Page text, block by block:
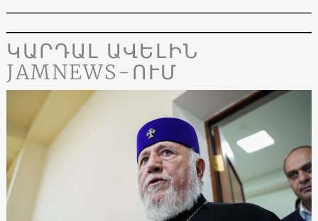
ԿԱՐԴԱԼ ԱՎԵԼԻՆ
JAMNEWS-ՈՒՄ